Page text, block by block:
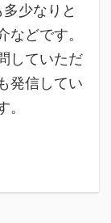
少なりと
などです。
していただ
発信してい